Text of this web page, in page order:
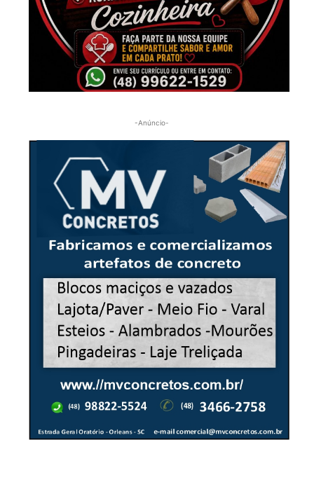
-Anúncio-